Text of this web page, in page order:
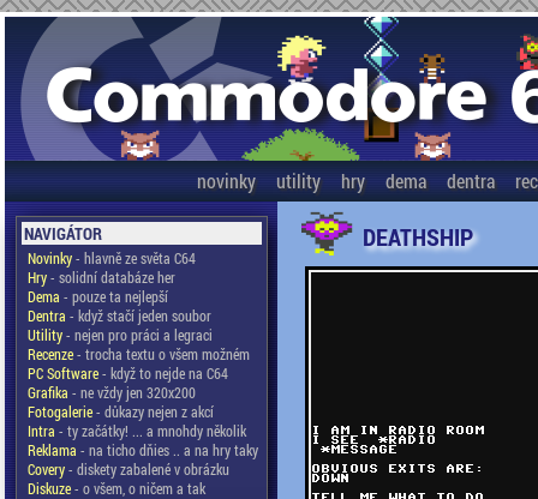
novinky utility hry dema dentra
NAVIGÁTOR
Novinky- hlavně ze světa C64
Hry- solidní databáze her
Dema - pouze ta nejlepší
Dentra - když stačí jeden soubor
Utility- nejen pro práci a legraci
Recenze- trocha textu o všem možném
PC Software- když to nejde na C64
Grafika - ne vždy jen 320x200
Fotogalerie- důkazy nejen z akcí
Intra - ty začátky! ... a mnohdy několik
Reklama - na ticho dňies .. a na hry taky
Covery- diskety zabalené v obrázku
Diskuze- o všem, o ničem a tak
DEATHSHIP